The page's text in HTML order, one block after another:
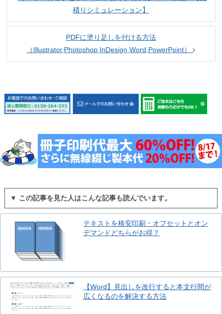
積りシミュレーション】
PDFに塗り足しを付ける方法
（Illustrator,Photoshop,InDesign,Word,PowerPoint）
▼ この記事を見た人はこんな記事も読んでいます。
テキストを格安印刷・オフセットとオン
デマンドどちらがお得？
【Word】見出しを改行すると本文行間が
広くなるのを解決する方法